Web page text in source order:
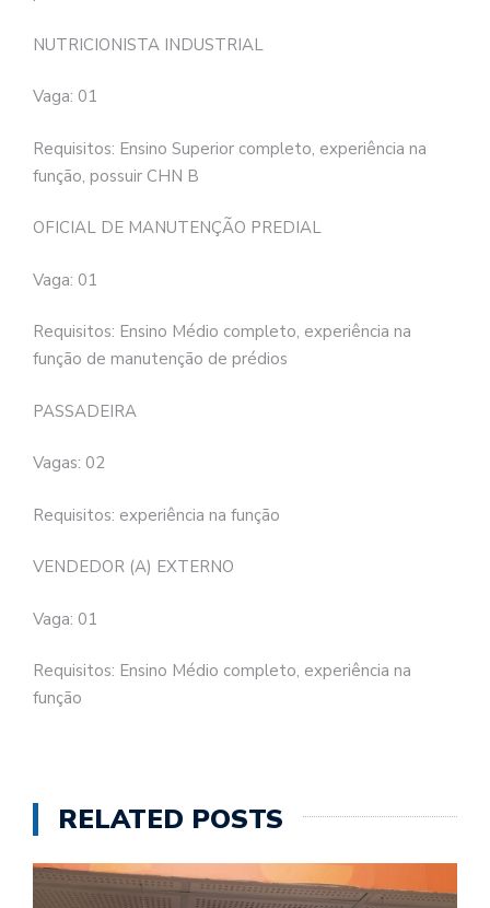
NUTRICIONISTA INDUSTRIAL
Vaga: 01
Requisitos: Ensino Superior completo, experiência na
função, possuir CHN B
OFICIAL DE MANUTENÇÃO PREDIAL
Vaga: 01
Requisitos: Ensino Médio completo, experiência na
função de manutenção de prédios
PASSADEIRA
Vagas: 02
Requisitos: experiência na função
VENDEDOR (A) EXTERNO
Vaga: 01
Requisitos: Ensino Médio completo, experiência na
função
RELATED POSTS